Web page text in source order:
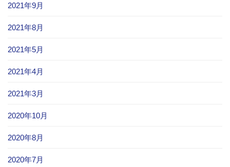
2021年9月
2021年8月
2021年5月
2021年4月
2021年3月
2020年10月
2020年8月
2020年7月